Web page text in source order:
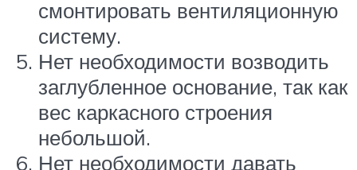
смонтировать вентиляционную
систему.
Нет необходимости возводить
заглубленное основание, так как
вес каркасного строения
небольшой.
Нет необходимости давать